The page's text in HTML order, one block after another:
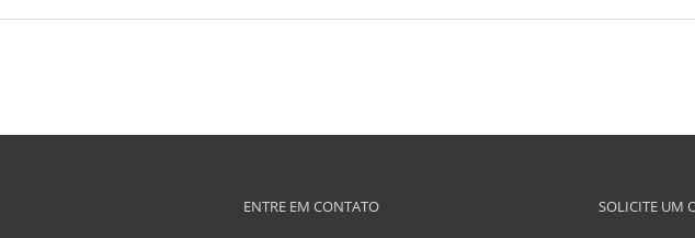
ENTRE EM CONTATO SOLICITE UM